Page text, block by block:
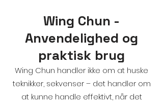
Wing Chun -
Anvendelighed og
praktisk brug
Wing Chun handler ikke om at huske
teknikker, sekvenser – det handler om
at kunne handle effektivt, når det